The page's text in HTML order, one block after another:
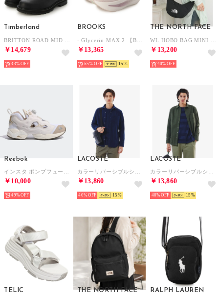
Timberland
￥14,679
33%
BROOKS
￥13,365
55% 15
THE NORTH FACE
￥13,200
40%
Reebok
￥10,000
49%
LACOSTE
￥13,860
40% 15
LACOSTE
￥13,860
40% 15
TELIC THE NORTH FACE RALPH LAUREN